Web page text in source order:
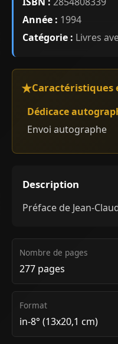
Année : 1994
Catégorie : Livres
Caractéristiques
Dédicace
Envoi autographe
Description
Préface de Jean-
Nombre de pages
277 pages
Format
in-8° (13x20,1 cm)